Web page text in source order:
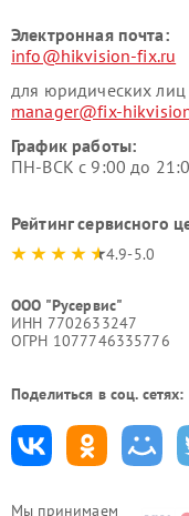
Мы принимаем
Электронная почта:
info@hikvision-fix.ru
для юридических лиц
manager@fix-
График работы:
ПН-ВСК с 9:00 до
Рейтинг сервисного
4.9-5.0
ООО "Русервис"
ИНН 7702633247
ОГРН 1077746335776
Поделиться в соц. сетях: